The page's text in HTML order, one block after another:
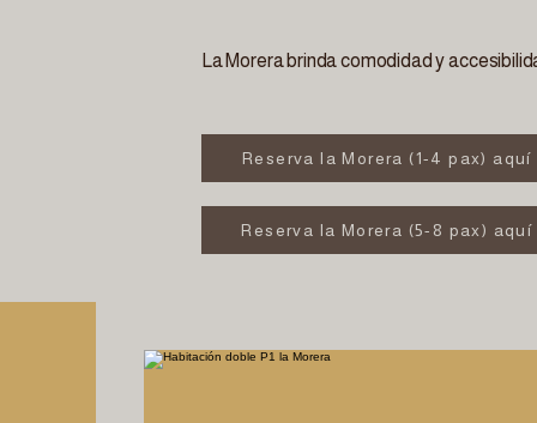
La Morera brinda comodidad y
Reserva la Morera (1-4 pax) aquí
Reserva la Morera (5-8 pax) aquí